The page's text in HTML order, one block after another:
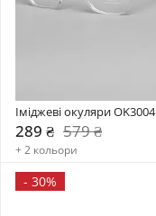
Іміджеві окуляри OK3004
289 ₴ 579 ₴
+ 2 кольори
- 30%